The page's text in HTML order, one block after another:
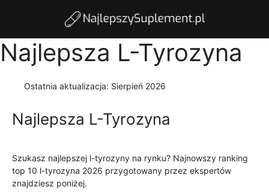
Najlepsza L-Tyrozyna
Ostatnia aktualizacja: Sierpień 2026
Najlepsza L-Tyrozyna
Szukasz najlepszej l-tyrozyny na rynku? Najnowszy ranking
top 10 l-tyrozyna 2026 przygotowany przez ekspertów
znajdziesz poniżej.